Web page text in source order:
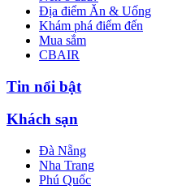
Địa điểm Ăn & Uống
Khám phá điểm đến
Mua sắm
CBAIR
Tin nổi bật
Khách sạn
Đà Nẵng
Nha Trang
Phú Quốc